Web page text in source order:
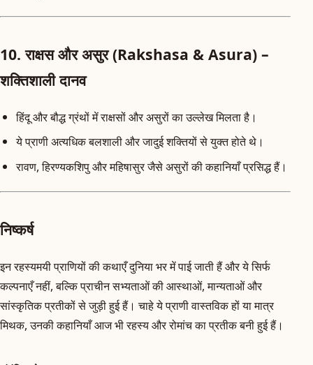
10. राक्षस और असुर (Rakshasa & Asura) –
शक्तिशाली दानव
हिंदू और बौद्ध ग्रंथों में राक्षसों और असुरों का उल्लेख मिलता है।
ये प्राणी अत्यधिक बलशाली और जादुई शक्तियों से युक्त होते थे।
रावण, हिरण्यकशिपु और महिषासुर जैसे असुरों की कहानियाँ प्रसिद्ध हैं।
निष्कर्ष
इन रहस्यमयी प्राणियों की कथाएँ दुनिया भर में पाई जाती हैं और ये सिर्फ
कल्पनाएँ नहीं, बल्कि प्राचीन सभ्यताओं की आस्थाओं, मान्यताओं और
सांस्कृतिक प्रतीकों से जुड़ी हुई हैं। चाहे ये प्राणी वास्तविक हों या मात्र
मिथक, उनकी कहानियाँ आज भी रहस्य और रोमांच का प्रतीक बनी हुई हैं।